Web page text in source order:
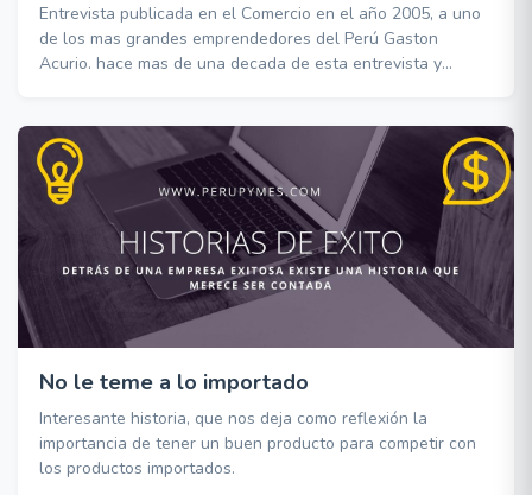
Entrevista publicada en el Comercio en el año 2005, a uno
de los mas grandes emprendedores del Perú Gaston
Acurio. hace mas de una decada de esta entrevista y
No le teme a lo importado
Interesante historia, que nos deja como reflexión la
importancia de tener un buen producto para competir con
los productos importados.